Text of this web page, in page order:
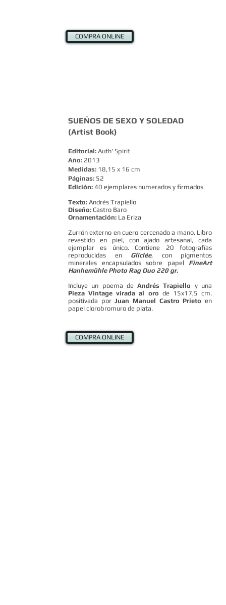
COMPRA ONLINE
SUEÑOS DE SEXO Y SOLEDAD
(Artist Book)
Editorial: Auth' Spirit
Año: 2013
Medidas: 18,15 x 16 cm
Páginas: 52
Edición: 40 ejemplares numerados y firmados
Texto: Andrés Trapiello
Diseño: Castro Baro
Ornamentación: La Eriza
Zurrón externo en cuero cercenado a mano. Libro
revestido en piel, con ajado artesanal, cada
ejemplar es único. Contiene 20 fotografías
reproducidas en Gliclée, con pigmentos
minerales encapsulados sobre papel FineArt
Hanhemühle Photo Rag Duo 220 gr.
Incluye un poema deAndrés Trapiello y una
Pieza Vintage virada al oro de 15x17,5 cm.
positivada porJuan Manuel Castro Prieto en
papel clorobromuro de plata.
COMPRA ONLINE